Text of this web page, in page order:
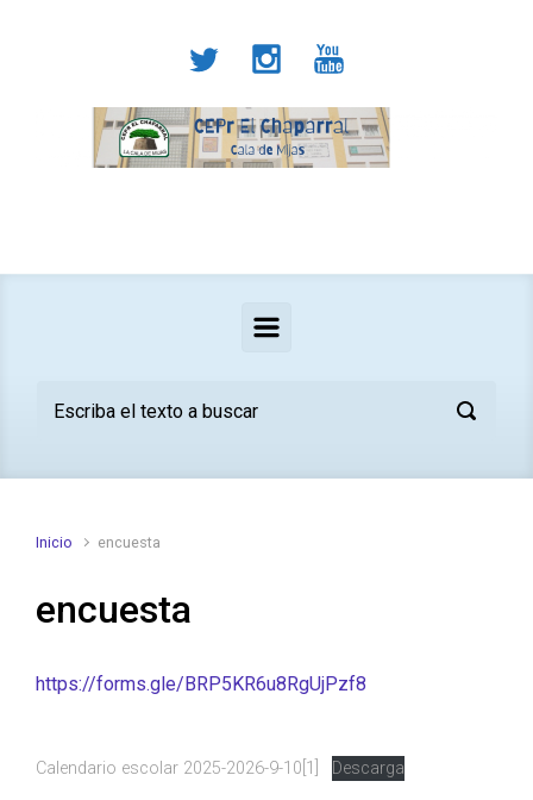
Inicio encuesta
encuesta
https://forms.gle/BRP5KR6u8RgUjPzf8
Calendario escolar 2025-2026-9-10[1] Descarga